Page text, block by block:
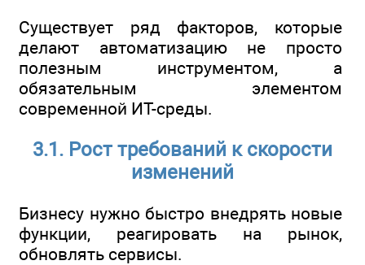
Существует ряд факторов, которые
делают автоматизацию не просто
полезным инструментом, а
обязательным элементом
современной ИТ-среды.
3.1. Рост требований к скорости
изменений
Бизнесу нужно быстро внедрять новые
функции, реагировать на рынок,
обновлять сервисы.